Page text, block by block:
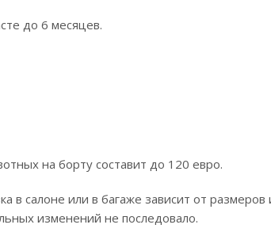
до 6 месяцев.
на борту составит до 120 евро.
салоне или в багаже зависит от
изменений не последовало.